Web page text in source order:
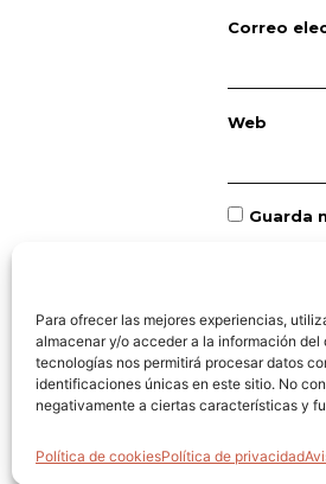
Para ofrecer las mejores experiencias,
almacenar y/o acceder a la información
tecnologías nos permitirá procesar datos
identificaciones únicas en este sitio. No
negativamente a ciertas características y
Política de cookiesPolítica de privacidad
Correo
Web
Guarda